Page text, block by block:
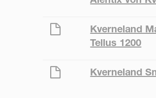
Kverneland
Tellus 1200
Kverneland